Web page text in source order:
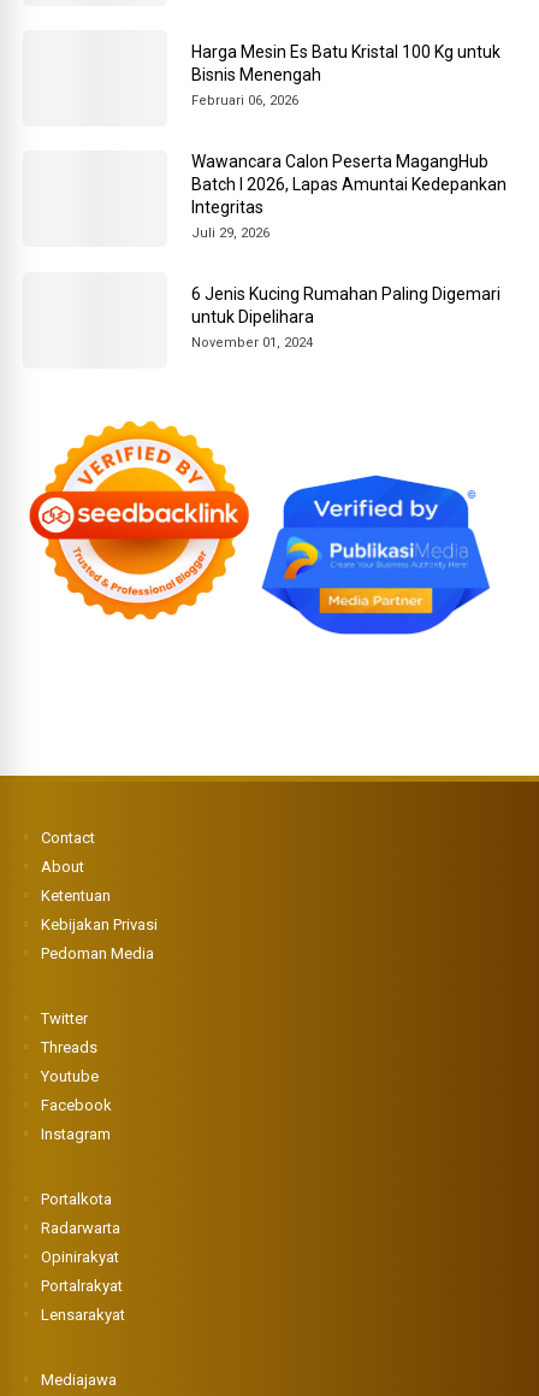
Harga Mesin Es Batu Kristal 100 Kg untuk
Bisnis Menengah
Februari 06, 2026
Wawancara Calon Peserta MagangHub
Batch I 2026, Lapas Amuntai Kedepankan
Integritas
Juli 29, 2026
6 Jenis Kucing Rumahan Paling Digemari
untuk Dipelihara
November 01, 2024
Contact
About
Ketentuan
Kebijakan Privasi
Pedoman Media
Twitter
Threads
Youtube
Facebook
Instagram
Portalkota
Radarwarta
Opinirakyat
Portalrakyat
Lensarakyat
Mediajawa